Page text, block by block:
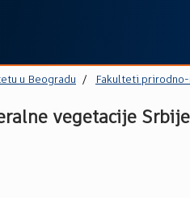
u Beogradu Fakulteti
vegetacije Srbije